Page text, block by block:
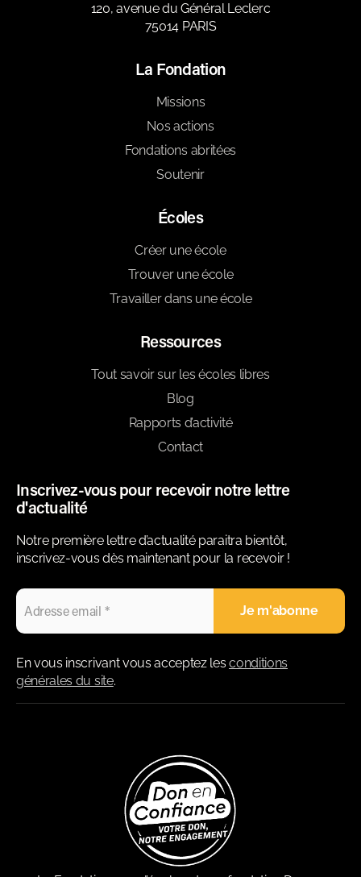
120, avenue du Général Leclerc
75014 PARIS
La Fondation
Missions
Nos actions
Fondations abritées
Soutenir
Écoles
Créer une école
Trouver une école
Travailler dans une école
Ressources
Tout savoir sur les écoles libres
Blog
Rapports d’activité
Contact
Inscrivez-vous pour recevoir notre lettre
d'actualité
Notre première lettre d’actualité paraitra bientôt,
inscrivez-vous dès maintenant pour la recevoir !
En vous inscrivant vous acceptez lesconditions
générales du site.